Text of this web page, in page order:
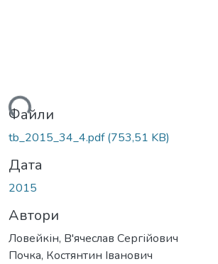
Файли
tb_2015_34_4.pdf(753,51 KB)
Дата
2015
Автори
Ловейкін, В'ячеслав Сергійович
Почка, Костянтин Іванович